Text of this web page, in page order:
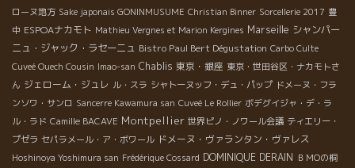
ローヌ地方 Sake japonais GONINMUSUME Christian Binner Sorcellerie 2017 豊
中 ESPOAナカモト Mathieu Vergnes et Marion Kergines Marseille シャンパー
ニュ・ジャック・ラセーニュ Bistro Paul Bert Dégustation Carbo Culte
Cuveé Ouech Cousin Imao-san Chablis 東京・銀座 東京・世田谷区・ナカモトさ
ん ジェローム・ジュレ ル・スラ シャトーヌッフ・デュ・パップ ドメーヌ・フラ
ンソワ・サンロ Sancerre Kawamura san Cuveé Le Rollier ボデグイジャ・デ・ラ
ル・ラド Camille BACAVE Montpellier 世界ピノ・ノワール会議 ティエリー・
プゼラ セパラメール・ア・ボワール ドメーヌ・ヴァランタン・ヴァレス
Hoshinoya Yoshimura san Frédérique Cossard DOMINIQUE DERAIN ＢＭОの桐